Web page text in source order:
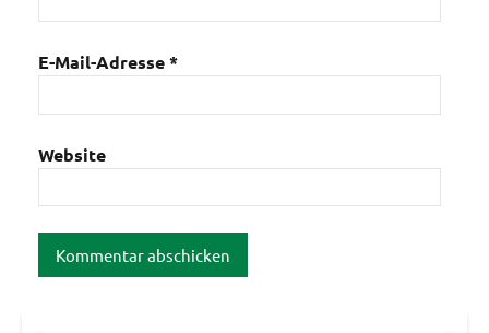
E-Mail-Adresse*
Website